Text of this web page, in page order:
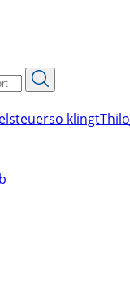
steuerso klingtThilo